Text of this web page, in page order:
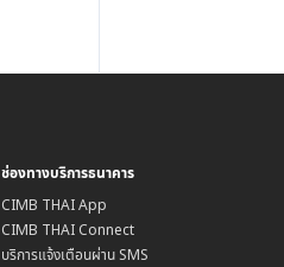
ช่องทางบริการธนาคาร
CIMB THAI App
CIMB THAI Connect
บริการแจ้งเตือนผ่าน SMS